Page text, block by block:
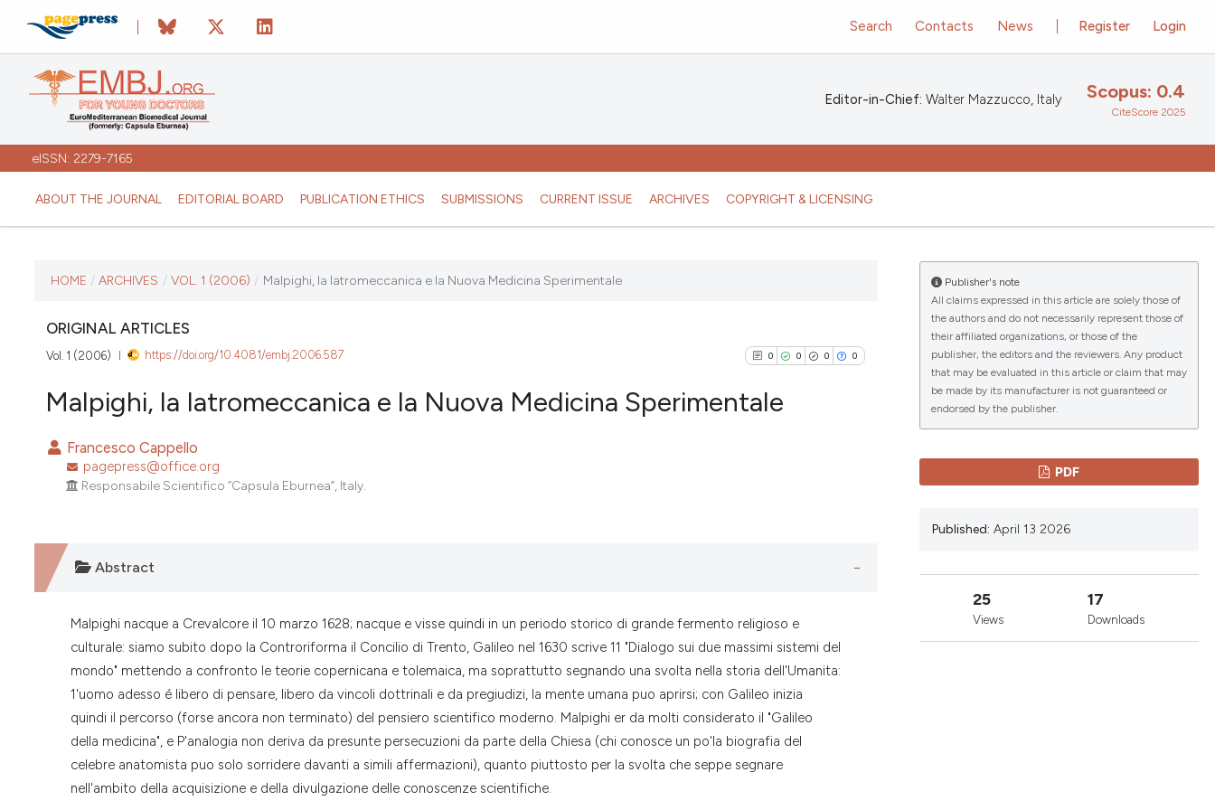
eISSN: 2279-7165
ABOUT THE JOURNAL EDITORIAL BOARD PUBLICATION ETHICS SUBMISSIONS CURRENT ISSUE ARCHIVES COPYRIGHT & LICENSING
Register Login
Search Contacts News
Editor-in-Chief: Walter Mazzucco, Italy Scopus: 0.4
CiteScore 2025
CURRENT ISSUE
VOL. 1 (2006)
April 13 2026
VIEW THIS ISSUE
HOME / ARCHIVES / VOL. 1 (2006) / Malpighi, la Iatromeccanica e la Nuova Medicina Sperimentale
ORIGINAL ARTICLES
Vol. 1 (2006) https://doi.org/10.4081/embj.2006.587 0 0 0 0
See how this article has been
cited atscite.ai
Scite shows how a scientific paper
has been cited by providing the
context of the citation, a
classification describing whether
Malpighi, la Iatromeccanica e la Nuova Medicina Sperimentale
Francesco Cappello
pagepress@office.org
Responsabile Scientifico “Capsula Eburnea”, Italy.
Abstract
Malpighi nacque a Crevalcore il 10 marzo 1628; nacque e visse quindi in un periodo storico di grande fermento religioso e
culturale: siamo subito dopo la Controriforma il Concilio di Trento, Galileo nel 1630 scrive 11 "Dialogo sui due massimi sistemi del
mondo" mettendo a confronto le teorie copernicana e tolemaica, ma soprattutto segnando una svolta nella storia dell'Umanita:
1'uomo adesso é libero di pensare, libero da vincoli dottrinali e da pregiudizi, la mente umana puo aprirsi; con Galileo inizia
quindi il percorso (forse ancora non terminato) del pensiero scientifico moderno. Malpighi er da molti considerato il "Galileo
della medicina", e P'analogia non deriva da presunte persecuzioni da parte della Chiesa (chi conosce un po'la biografia del
celebre anatomista puo solo sorridere davanti a simili affermazioni), quanto piuttosto per la svolta che seppe segnare
nell'ambito della acquisizione e della divulgazione delle conoscenze scientifiche.
Publisher's note
All claims expressed in this article are solely those of
the authors and do not necessarily represent those of
their affiliated organizations, or those of the
publisher, the editors and the reviewers. Any product
that may be evaluated in this article or claim that may
be made by its manufacturer is not guaranteed or
endorsed by the publisher.
PDF
Published: April 13 2026
25
Views
17
Downloads